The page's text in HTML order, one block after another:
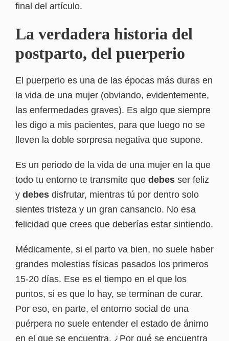
final del artículo.
La verdadera historia del
postparto, del puerperio
El puerperio es una de las épocas más duras en
la vida de una mujer (obviando, evidentemente,
las enfermedades graves). Es algo que siempre
les digo a mis pacientes, para que luego no se
lleven la doble sorpresa negativa que supone.
Es un periodo de la vida de una mujer en la que
todo tu entorno te transmite que debes ser feliz
y debes disfrutar, mientras tú por dentro solo
sientes tristeza y un gran cansancio. No esa
felicidad que crees que deberías estar sintiendo.
Médicamente, si el parto va bien, no suele haber
grandes molestias físicas pasados los primeros
15-20 días. Ese es el tiempo en el que los
puntos, si es que lo hay, se terminan de curar.
Por eso, en parte, el entorno social de una
puérpera no suele entender el estado de ánimo
en el que se encuentra. ¿Por qué se encuentra